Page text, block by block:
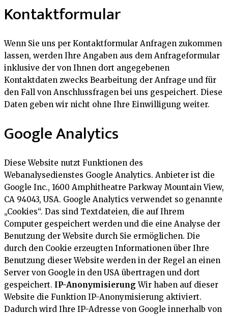
Kontaktformular
Wenn Sie uns per Kontaktformular Anfragen zukommen
lassen, werden Ihre Angaben aus dem Anfrageformular
inklusive der von Ihnen dort angegebenen
Kontaktdaten zwecks Bearbeitung der Anfrage und für
den Fall von Anschlussfragen bei uns gespeichert. Diese
Daten geben wir nicht ohne Ihre Einwilligung weiter.
Google Analytics
Diese Website nutzt Funktionen des
Webanalysedienstes Google Analytics. Anbieter ist die
Google Inc., 1600 Amphitheatre Parkway Mountain View,
CA 94043, USA. Google Analytics verwendet so genannte
„Cookies“. Das sind Textdateien, die auf Ihrem
Computer gespeichert werden und die eine Analyse der
Benutzung der Website durch Sie ermöglichen. Die
durch den Cookie erzeugten Informationen über Ihre
Benutzung dieser Website werden in der Regel an einen
Server von Google in den USA übertragen und dort
gespeichert. IP-Anonymisierung Wir haben auf dieser
Website die Funktion IP-Anonymisierung aktiviert.
Dadurch wird Ihre IP-Adresse von Google innerhalb von